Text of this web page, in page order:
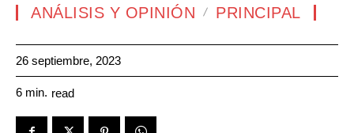
ANÁLISIS Y OPINIÓN PRINCIPAL
26 septiembre, 2023
6 min. read